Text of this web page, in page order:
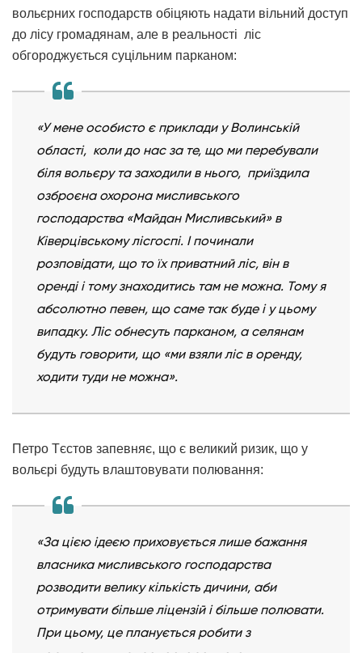
вольєрних господарств обіцяють надати вільний доступ
до лісу громадянам, але в реальності ліс
обгороджується суцільним парканом:
«У мене особисто є приклади у Волинській
області, коли до нас за те, що ми перебували
біля вольєру та заходили в нього, приїздила
озброєна охорона мисливського
господарства «Майдан Мисливський» в
Ківерцівському лісгоспі. І починали
розповідати, що то їх приватний ліс, він в
оренді і тому знаходитись там не можна. Тому я
абсолютно певен, що саме так буде і у цьому
випадку. Ліс обнесуть парканом, а селянам
будуть говорити, що «ми взяли ліс в оренду,
ходити туди не можна».
Петро Тєстов запевняє, що є великий ризик, що у
вольєрі будуть влаштовувати полювання:
«За цією ідеєю приховується лише бажання
власника мисливського господарства
розводити велику кількість дичини, аби
отримувати більше ліцензій і більше полювати.
При цьому, це планується робити з